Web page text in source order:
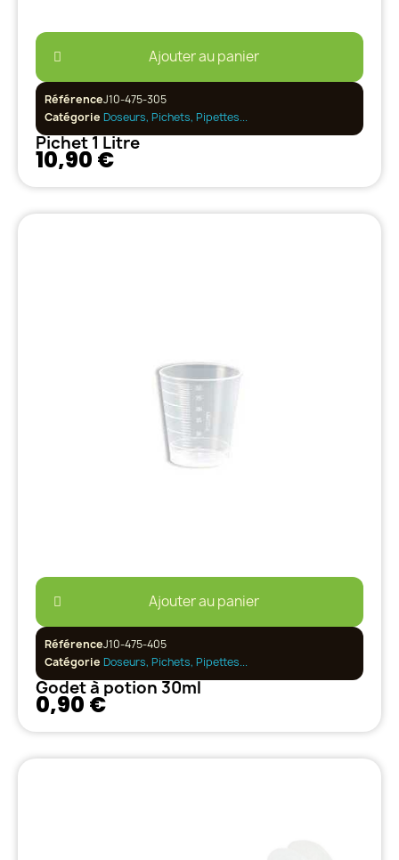
Ajouter au panier
RéférenceJ10-475-305
Catégorie Doseurs, Pichets, Pipettes...
Pichet 1 Litre
10,90 €
Ajouter au panier
RéférenceJ10-475-405
Catégorie Doseurs, Pichets, Pipettes...
Godet à potion 30ml
0,90 €